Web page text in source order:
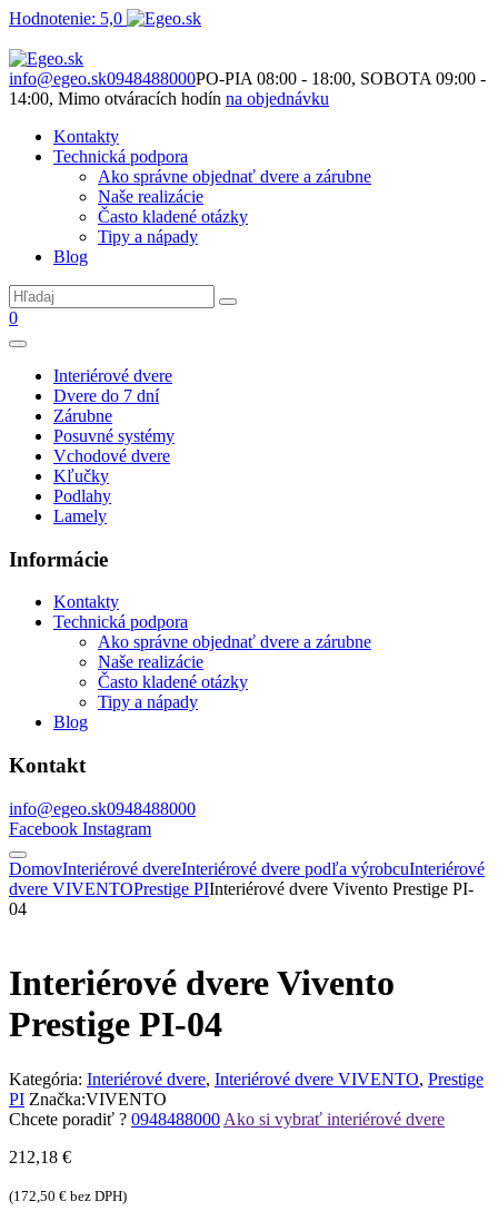
Hodnotenie: 5,0
info@egeo.sk0948488000PO-PIA 08:00 - 18:00, SOBOTA 09:00 -
14:00, Mimo otváracích hodín na objednávku
Kontakty
Technická podpora
Ako správne objednať dvere a zárubne
Naše realizácie
Často kladené otázky
Tipy a nápady
Blog
0
Interiérové dvere
Dvere do 7 dní
Zárubne
Posuvné systémy
Vchodové dvere
Kľučky
Podlahy
Lamely
Informácie
Kontakty
Technická podpora
Ako správne objednať dvere a zárubne
Naše realizácie
Často kladené otázky
Tipy a nápady
Blog
Kontakt
info@egeo.sk0948488000
Facebook Instagram
DomovInteriérové dvereInteriérové dvere podľa výrobcuInteriérové
dvere VIVENTOPrestige PIInteriérové dvere Vivento Prestige PI-
04
Interiérové dvere Vivento
Prestige PI-04
Kategória: Interiérové dvere, Interiérové dvere VIVENTO, Prestige
PI Značka:VIVENTO
Chcete poradiť ? 0948488000 Ako si vybrať interiérové dvere
212,18 €
(172,50 € bez DPH)